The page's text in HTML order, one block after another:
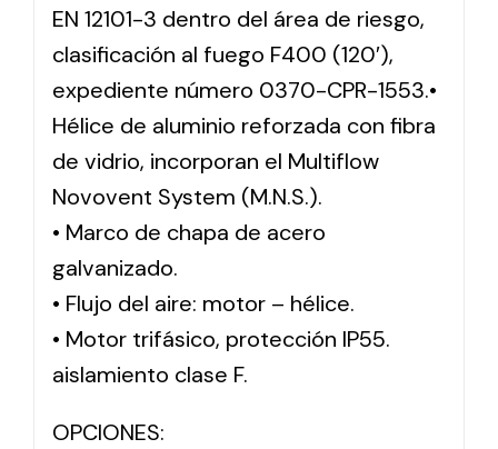
EN 12101-3 dentro del área de riesgo,
clasificación al fuego F400 (120′),
expediente número 0370-CPR-1553.•
Hélice de aluminio reforzada con fibra
de vidrio, incorporan el Multiflow
Novovent System (M.N.S.).
• Marco de chapa de acero
galvanizado.
• Flujo del aire: motor – hélice.
• Motor trifásico, protección IP55.
aislamiento clase F.
OPCIONES: